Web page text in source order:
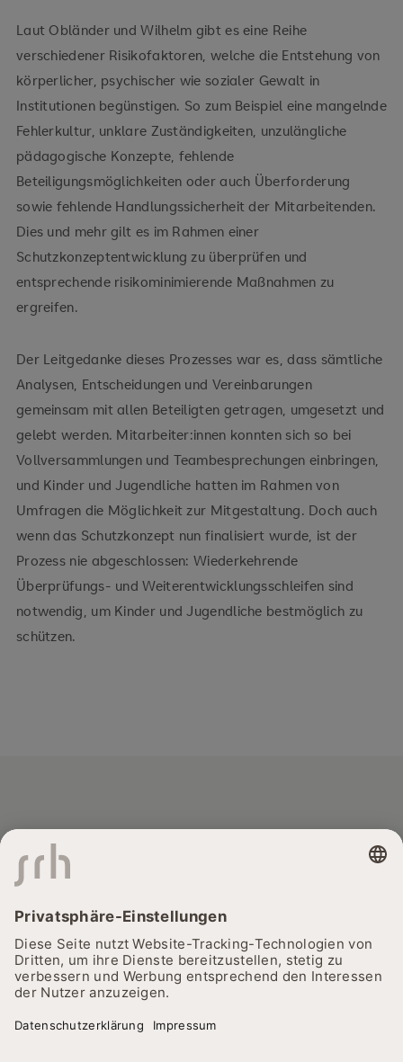
Laut Obländer und Wilhelm gibt es eine Reihe
verschiedener Risikofaktoren, welche die Entstehung von
körperlicher, psychischer wie sozialer Gewalt in
Institutionen begünstigen. So zum Beispiel eine mangelnde
Fehlerkultur, unklare Zuständigkeiten, unzulängliche
pädagogische Konzepte, fehlende
Beteiligungsmöglichkeiten oder auch Überforderung
sowie fehlende Handlungssicherheit der Mitarbeitenden.
Dies und mehr gilt es im Rahmen einer
Schutzkonzeptentwicklung zu überprüfen und
entsprechende risikominimierende Maßnahmen zu
ergreifen.
Der Leitgedanke dieses Prozesses war es, dass sämtliche
Analysen, Entscheidungen und Vereinbarungen
gemeinsam mit allen Beteiligten getragen, umgesetzt und
gelebt werden. Mitarbeiter:innen konnten sich so bei
Vollversammlungen und Teambesprechungen einbringen,
und Kinder und Jugendliche hatten im Rahmen von
Umfragen die Möglichkeit zur Mitgestaltung. Doch auch
wenn das Schutzkonzept nun finalisiert wurde, ist der
Prozess nie abgeschlossen: Wiederkehrende
Überprüfungs- und Weiterentwicklungsschleifen sind
notwendig, um Kinder und Jugendliche bestmöglich zu
schützen.